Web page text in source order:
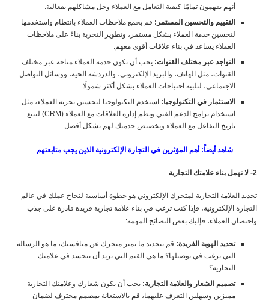
أنهم يفهمون تمامًا كيفية التعامل مع العملاء وحل مشاكلهم بفعالية.
التقييم والتحسين المستمر: قم بجمع ملاحظات العملاء بانتظام واستخدمها
لتحسين خدمة العملاء بشكل مستمر، وتطوير التجربة بناءً على ملاحظات
العملاء يساعد في بناء علاقات أقوى معهم.
التواجد عبر مختلف القنوات: يجب أن تكون خدمة العملاء متاحة عبر مختلف
القنوات، مثل الهاتف، والبريد الإلكتروني، والدردشة الحية، ووسائل التواصل
الاجتماعي، لتلبية احتياجات العملاء بشكل أكثر شمولًا.
الاستثمار في التكنولوجيا: استخدم التكنولوجيا لتحسين تجربة العملاء، مثل
استخدام برامج الدعم الفني ونظم إدارة العلاقات مع العملاء (CRM) لتتبع
تاريخ التفاعل مع العملاء وتخصيص خدمتك لهم بشكل أفضل.
شاهد أيضاً: أهم المؤثرين في التجارة الإلكترونية الذين يجب متابعتهم
2- لا تهمل بناء علامتك التجارية
تحديد العلامة التجارية لمتجرك الإلكتروني هو خطوة أساسية لنجاح عملك في عالم
التجارة الإلكترونية، فإذا كنت ترغب في بناء علامة تجارية فريدة قادرة على جذب
واحتضان العملاء، فإليك بعض النصائح المهمة:
تحديد الهوية الفريدة: قم بتحديد ما يميز متجرك عن منافسيك، ما هو الرسالة
التي ترغب في توصيلها؟ ما هي القيم التي تريد أن تتجسد في علامتك
التجارية؟
تصميم الشعار والعلامة التجارية: يجب أن يكون شعارك وعلامتك التجارية
مميزين وسهلين التعرف عليهما، قم بالاستعانة بمصمم محترف لضمان